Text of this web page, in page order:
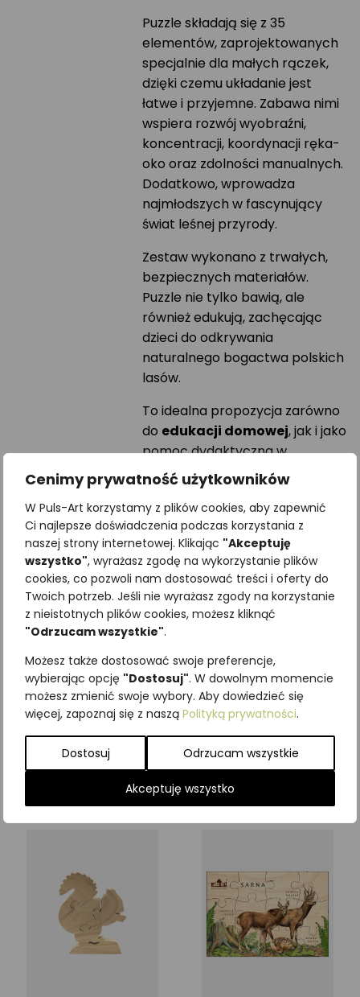
Cenimy prywatność użytkowników
W Puls-Art korzystamy z plików cookies, aby zapewnić
Ci najlepsze doświadczenia podczas korzystania z
naszej strony internetowej. Klikając "Akceptuję
wszystko", wyrażasz zgodę na wykorzystanie plików
cookies, co pozwoli nam dostosować treści i oferty do
Twoich potrzeb. Jeśli nie wyrażasz zgody na korzystanie
z nieistotnych plików cookies, możesz kliknąć
"Odrzucam wszystkie".
Możesz także dostosować swoje preferencje,
wybierając opcję "Dostosuj". W dowolnym momencie
możesz zmienić swoje wybory. Aby dowiedzieć się
więcej, zapoznaj się z naszą Polityką prywatności.
Dostosuj Odrzucam wszystkie
Akceptuję wszystko
Puzzle składają się z 35
elementów, zaprojektowanych
specjalnie dla małych rączek,
dzięki czemu układanie jest
łatwe i przyjemne. Zabawa nimi
wspiera rozwój wyobraźni,
koncentracji, koordynacji ręka-
oko oraz zdolności manualnych.
Dodatkowo, wprowadza
najmłodszych w fascynujący
świat leśnej przyrody.
Zestaw wykonano z trwałych,
bezpiecznych materiałów.
Puzzle nie tylko bawią, ale
również edukują, zachęcając
dzieci do odkrywania
naturalnego bogactwa polskich
lasów.
To idealna propozycja zarówno
do edukacji domowej, jak i jako
pomoc dydaktyczna w
przedszkolach leśnych
szkołach leśnych
placówkach edukacyjnych.
W naszej ofercie znajdziesz
również inne zestawy puzzli i
produktów edukacyjnych.
Możesz także zamówić swój
własny, unikalny wzór,
formularz kontaktowy.
Wymiary puzzli:
28×19 cm
Dla dzieci w wieku 3+
Podobne produkty